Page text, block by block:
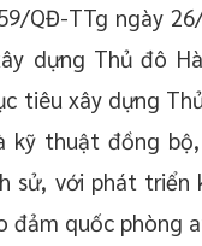
QĐ-TTg ngày
dựng Thủ đô
tiêu xây dựng
thuật đồng
sử, với phát
đảm quốc phòng